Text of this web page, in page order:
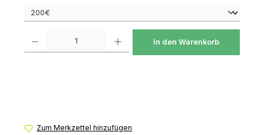
In den Warenkorb
Zum Merkzettel hinzufügen